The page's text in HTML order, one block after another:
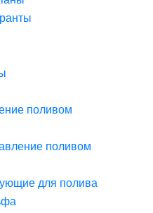
поливом
поливом
для полива